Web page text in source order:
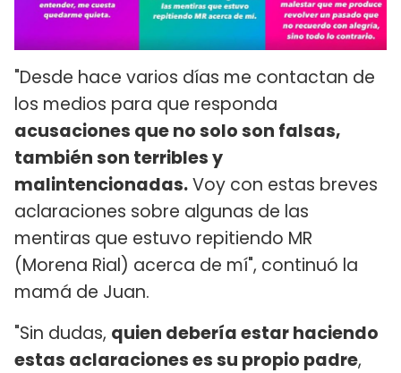
"Desde hace varios días me contactan de
los medios para que responda
acusaciones que no solo son falsas,
también son terribles y
malintencionadas.Voy con estas breves
aclaraciones sobre algunas de las
mentiras que estuvo repitiendo MR
(Morena Rial) acerca de mí", continuó la
mamá de Juan.
"Sin dudas, quien debería estar haciendo
estas aclaraciones es su propio padre,